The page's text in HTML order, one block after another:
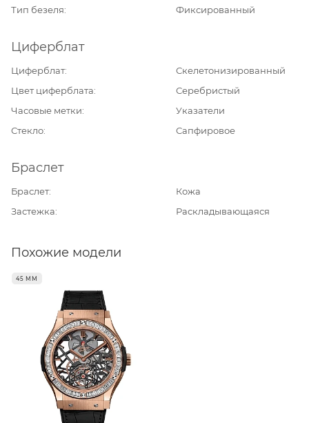
Тип безеля
Фиксированный
Циферблат
Циферблат
Скелетонизированный
Цвет циферблата
Серебристый
Часовые метки
Указатели
Стекло
Сапфировое
Браслет
Браслет
Кожа
Застежка
Раскладывающаяся
Похожие модели
45 ММ